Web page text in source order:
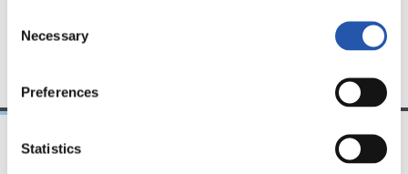
Selection
Necessary
Preferences
Statistics